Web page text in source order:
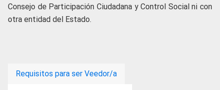
Consejo de Participación Ciudadana y Control Social ni con
otra entidad del Estado.
Requisitos para ser Veedor/a